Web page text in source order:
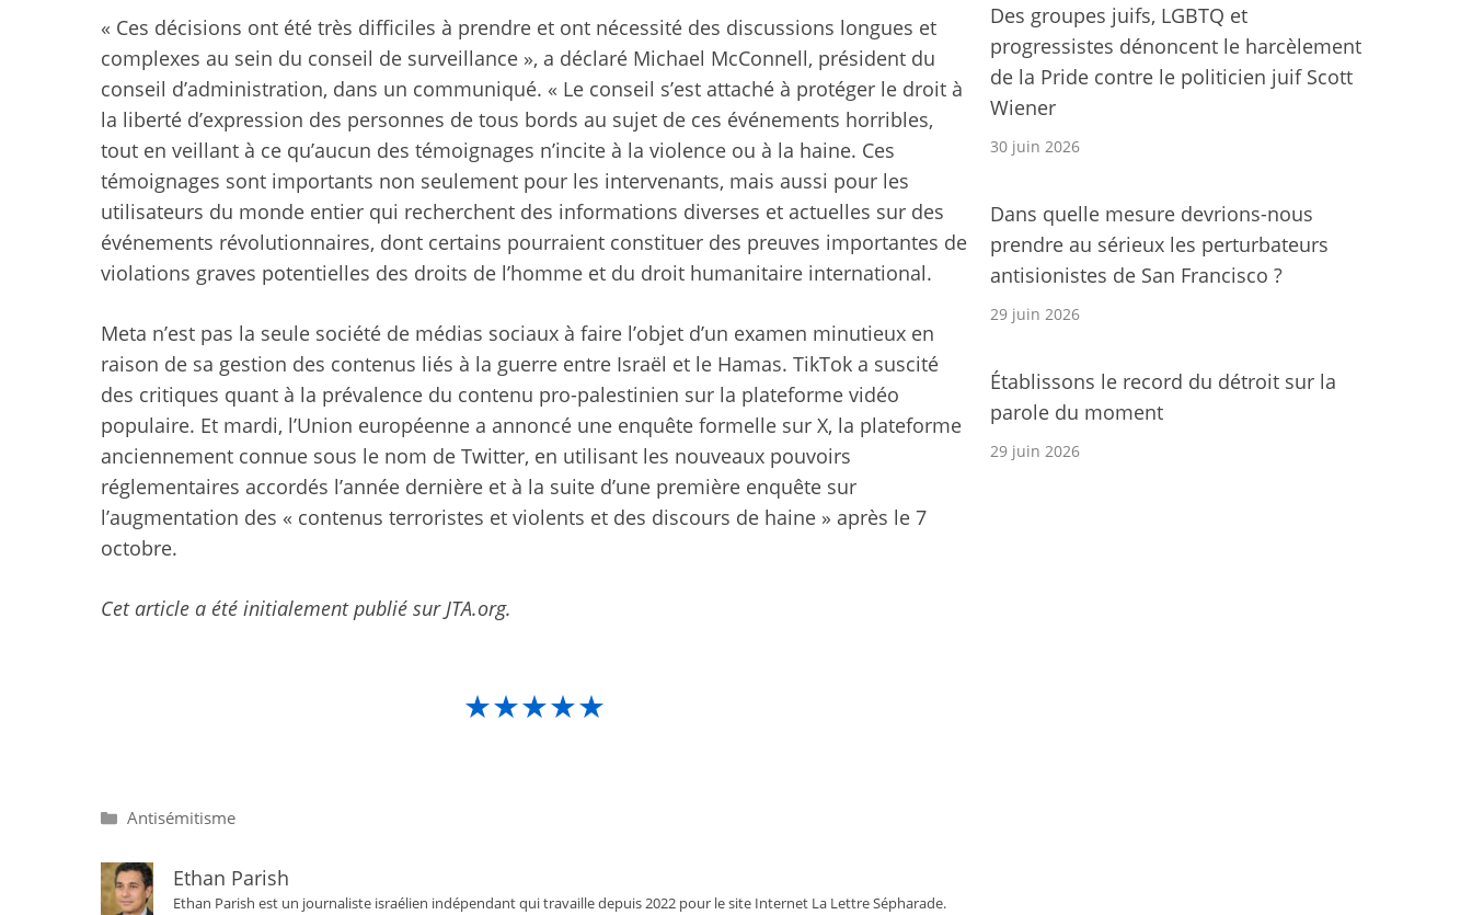
« Ces décisions ont été très difficiles à prendre et ont nécessité des discussions longues et
complexes au sein du conseil de surveillance », a déclaré Michael McConnell, président du
conseil d’administration, dans un communiqué. « Le conseil s’est attaché à protéger le droit à
la liberté d’expression des personnes de tous bords au sujet de ces événements horribles,
tout en veillant à ce qu’aucun des témoignages n’incite à la violence ou à la haine. Ces
témoignages sont importants non seulement pour les intervenants, mais aussi pour les
utilisateurs du monde entier qui recherchent des informations diverses et actuelles sur des
événements révolutionnaires, dont certains pourraient constituer des preuves importantes de
violations graves potentielles des droits de l’homme et du droit humanitaire international.
Meta n’est pas la seule société de médias sociaux à faire l’objet d’un examen minutieux en
raison de sa gestion des contenus liés à la guerre entre Israël et le Hamas. TikTok a suscité
des critiques quant à la prévalence du contenu pro-palestinien sur la plateforme vidéo
populaire. Et mardi, l’Union européenne a annoncé une enquête formelle sur X, la plateforme
anciennement connue sous le nom de Twitter, en utilisant les nouveaux pouvoirs
réglementaires accordés l’année dernière et à la suite d’une première enquête sur
l’augmentation des « contenus terroristes et violents et des discours de haine » après le 7
octobre.
Cet article a été initialement publié sur JTA.org.
★★★★★
Catégories
Antisémitisme
Ethan Parish
Ethan Parish est un journaliste israélien indépendant qui travaille depuis 2022 pour le site Internet La Lettre Sépharade.
Des groupes juifs, LGBTQ et
progressistes dénoncent le harcèlement
de la Pride contre le politicien juif Scott
Wiener
30 juin 2026
Dans quelle mesure devrions-nous
prendre au sérieux les perturbateurs
antisionistes de San Francisco ?
29 juin 2026
Établissons le record du détroit sur la
parole du moment
29 juin 2026